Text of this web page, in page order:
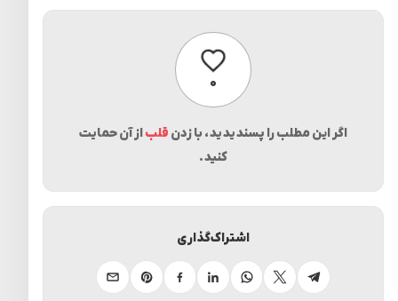
۰پسندیدن
اگر این مطلب را پسندیدید، با زدن قلباز آن حمایت
کنید.
اشتراک‌گذاری
تلگرام ایکسواتساپلینکدینفیسبوکپینترستایمیل